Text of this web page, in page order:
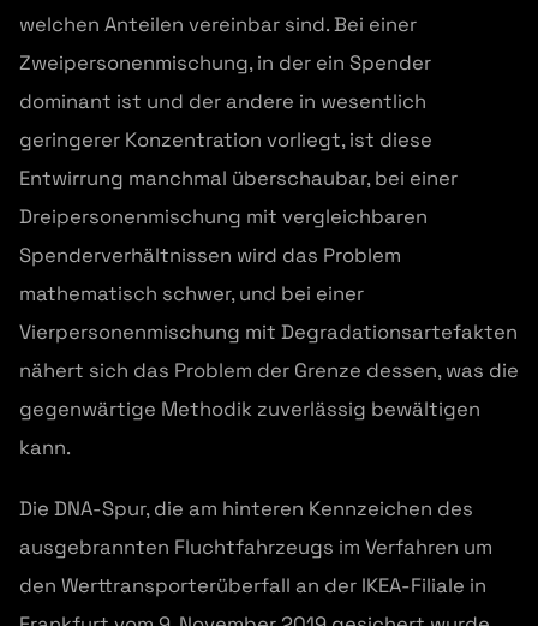
welchen Anteilen vereinbar sind. Bei einer
Zweipersonenmischung, in der ein Spender
dominant ist und der andere in wesentlich
geringerer Konzentration vorliegt, ist diese
Entwirrung manchmal überschaubar, bei einer
Dreipersonenmischung mit vergleichbaren
Spenderverhältnissen wird das Problem
mathematisch schwer, und bei einer
Vierpersonenmischung mit Degradationsartefakten
nähert sich das Problem der Grenze dessen, was die
gegenwärtige Methodik zuverlässig bewältigen
kann.
Die DNA-Spur, die am hinteren Kennzeichen des
ausgebrannten Fluchtfahrzeugs im Verfahren um
den Werttransporterüberfall an der IKEA-Filiale in